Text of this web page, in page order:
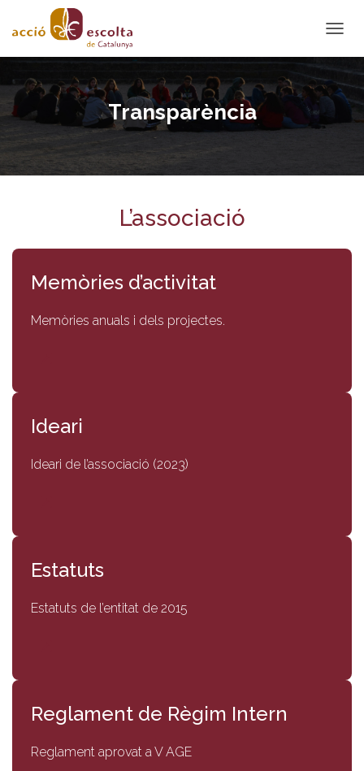
A
V
Transparència
L’associació
Memòries d’activitat
Memòries anuals i dels projectes.
Ideari
Ideari de l’associació (2023)
Estatuts
Estatuts de l’entitat de 2015
Reglament de Règim Intern
Reglament aprovat a V AGE